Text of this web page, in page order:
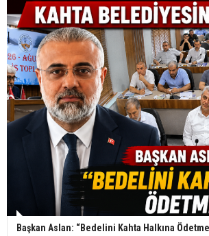
Başkan Aslan: “Bedelini Kahta Halkına